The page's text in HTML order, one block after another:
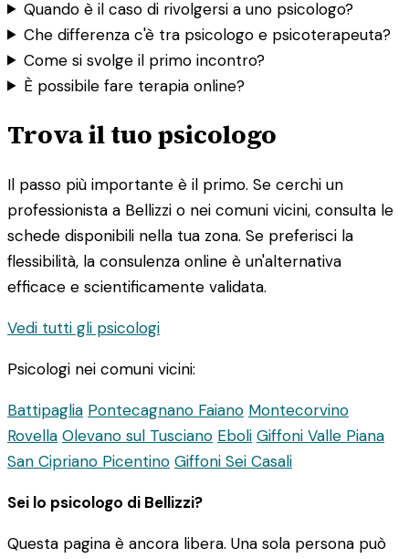
Quando è il caso di rivolgersi a uno psicologo?
Che differenza c'è tra psicologo e psicoterapeuta?
Come si svolge il primo incontro?
È possibile fare terapia online?
Trova il tuo psicologo
Il passo più importante è il primo. Se cerchi un
professionista a Bellizzi o nei comuni vicini, consulta le
schede disponibili nella tua zona. Se preferisci la
flessibilità, la consulenza online è un'alternativa
efficace e scientificamente validata.
Vedi tutti gli psicologi
Psicologi nei comuni vicini:
Battipaglia Pontecagnano Faiano Montecorvino
Rovella Olevano sul Tusciano Eboli Giffoni Valle Piana
San Cipriano Picentino Giffoni Sei Casali
Sei lo psicologo di Bellizzi?
Questa pagina è ancora libera. Una sola persona può